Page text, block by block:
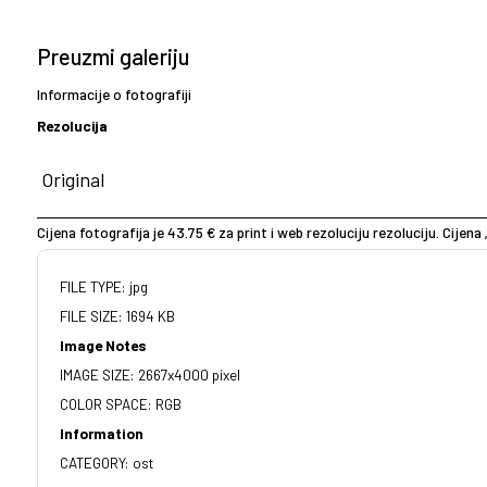
Preuzmi galeriju
Informacije o fotografiji
Rezolucija
Cijena fotografija je 43.75 € za print i web rezoluciju rezoluciju.
FILE TYPE: jpg
FILE SIZE: 1694 KB
Image Notes
IMAGE SIZE: 2667x4000 pixel
COLOR SPACE: RGB
Information
CATEGORY: ost